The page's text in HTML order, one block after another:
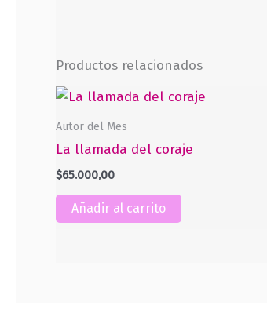
Productos relacionados
Autor del Mes
La llamada del coraje
$65.000,00
Añadir al carrito